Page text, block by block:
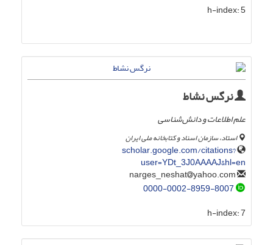
h-index:5
نرگس نشاط
علم اطلاعات و دانش‌شناسی
استاد، سازمان اسناد و کتابخانه ملی ایران
scholar.google.com/citations?
user=YDt_3J0AAAAJ&hl=en
yahoo.com
0000-0002-8959-8007
h-index:7